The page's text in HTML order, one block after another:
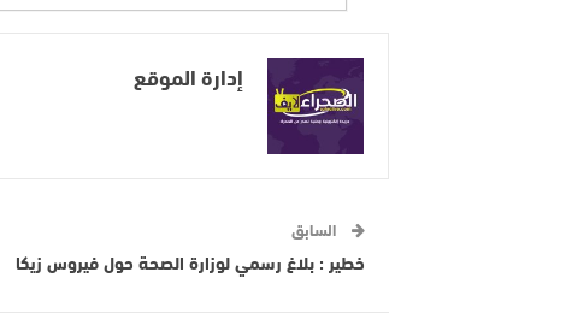
إدارة الموقع
السابق
خطير : بلاغ رسمي لوزارة الصحة حول فيروس زيكا